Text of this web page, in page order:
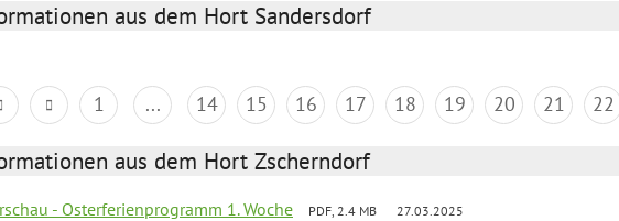
aus dem Hort Sandersdorf
1 ... 14 15 16 17 18 19 20 21 22
aus dem Hort Zscherndorf
- Osterferienprogramm 1. Woche PDF, 2.4 MB 27.03.2025